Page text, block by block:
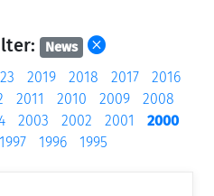
News
2019 2018 2017
2016
2011 2010 2009
2008
2003 2002 2001
2000
1997 1996 1995